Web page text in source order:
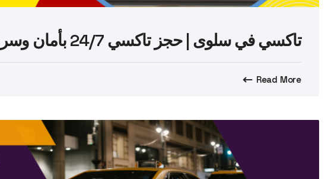
تاكسي في سلوى | حجز تاكسي 24/7 بأمان وسرعة
Read More